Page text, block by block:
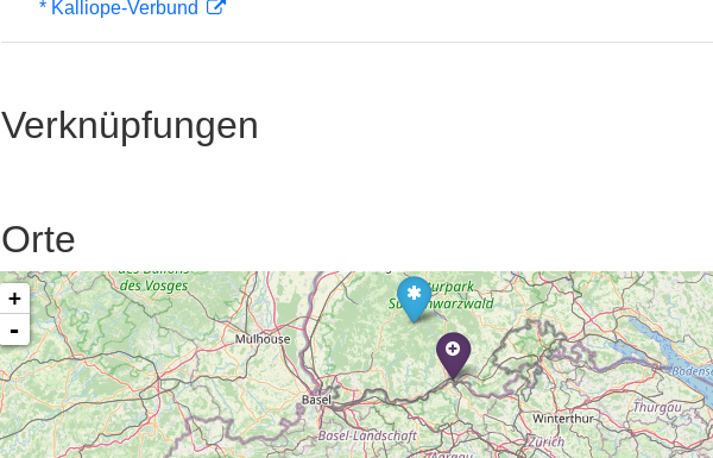
* Kalliope-Verbund
Verknüpfungen
Orte
+
-